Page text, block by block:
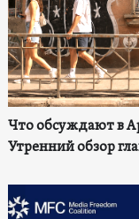
Что обсуждают в
Утренний обзор